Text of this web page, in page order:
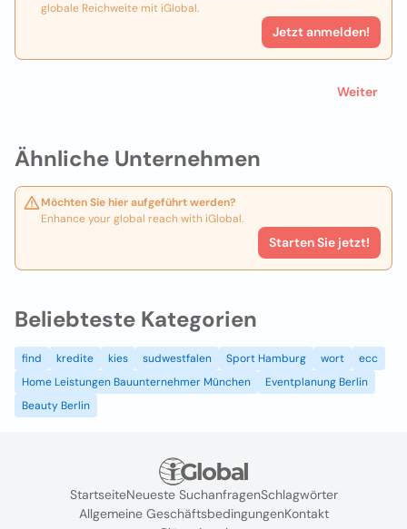
Ähnliche Unternehmen
Möchten Sie hier aufgeführt werden?
Enhance your global reach with iGlobal.
Starten Sie jetzt!
globale Reichweite mit iGlobal.
Jetzt anmelden!
Weiter
Beliebteste Kategorien
find kredite kies sudwestfalen Sport Hamburg wort
ecc
Home Leistungen Bauunternehmer München
Eventplanung Berlin
Beauty Berlin
StartseiteNeueste SuchanfragenSchlagwörter
Allgemeine GeschäftsbedingungenKontakt